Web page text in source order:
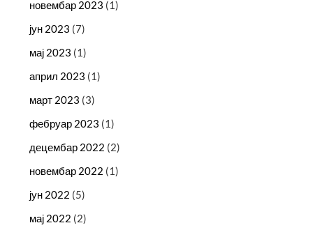
новембар 2023 (1)
јун 2023 (7)
мај 2023 (1)
април 2023 (1)
март 2023 (3)
фебруар 2023 (1)
децембар 2022 (2)
новембар 2022 (1)
јун 2022 (5)
мај 2022 (2)